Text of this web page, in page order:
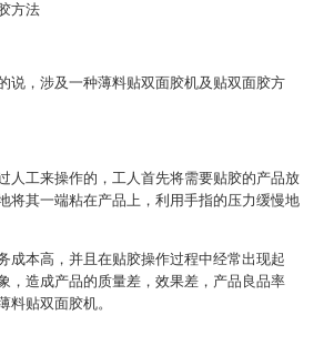
方法
说，涉及一种薄料贴双面胶机及贴双面胶方
人工来操作的，工人首先将需要贴胶的产品放
将其一端粘在产品上，利用手指的压力缓慢地
成本高，并且在贴胶操作过程中经常出现起
，造成产品的质量差，效果差，产品良品率
料贴双面胶机。